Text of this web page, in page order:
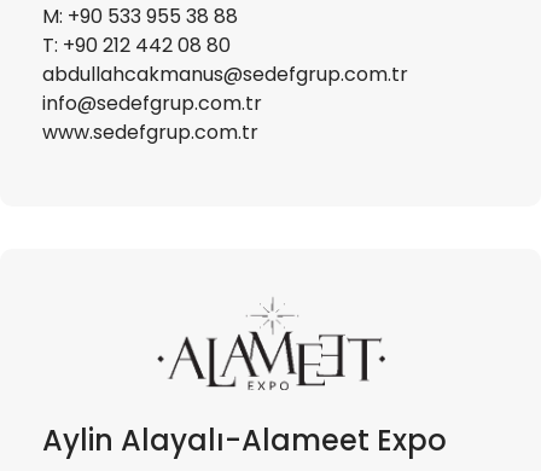
M: +90 533 955 38 88
T: +90 212 442 08 80
abdullahcakmanus@sedefgrup.com.tr
info@sedefgrup.com.tr
www.sedefgrup.com.tr
Aylin Alayalı-Alameet Expo